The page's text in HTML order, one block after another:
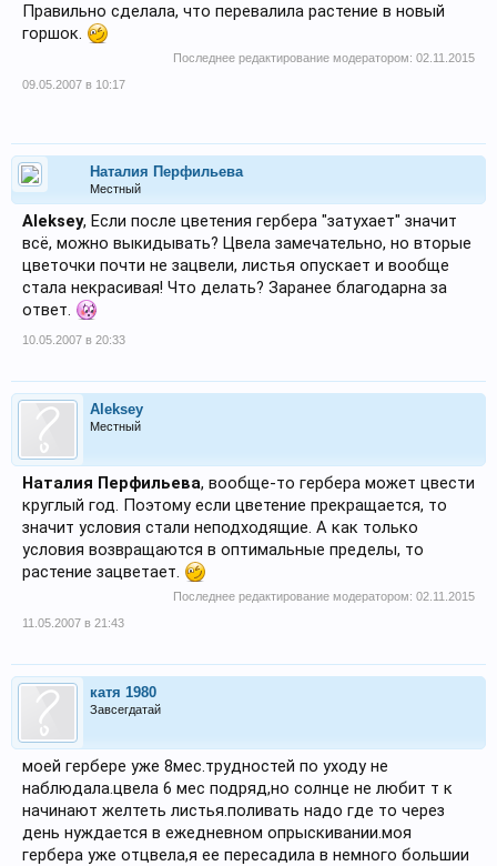
Правильно сделала, что перевалила растение в новый
горшок.
Последнее редактирование модератором: 02.11.2015
09.05.2007 в 10:17
Наталия Перфильева
Местный
Aleksey, Если после цветения гербера "затухает" значит
всё, можно выкидывать? Цвела замечательно, но вторые
цветочки почти не зацвели, листья опускает и вообще
стала некрасивая! Что делать? Заранее благодарна за
ответ.
10.05.2007 в 20:33
Aleksey
Местный
Наталия Перфильева, вообще-то гербера может цвести
круглый год. Поэтому если цветение прекращается, то
значит условия стали неподходящие. А как только
условия возвращаются в оптимальные пределы, то
растение зацветает.
Последнее редактирование модератором: 02.11.2015
11.05.2007 в 21:43
катя 1980
Завсегдатай
моей гербере уже 8мес.трудностей по уходу не
наблюдала.цвела 6 мес подряд,но солнце не любит т к
начинают желтеть листья.поливать надо где то через
день нуждается в ежедневном опрыскивании.моя
гербера уже отцвела,я ее пересадила в немного большии